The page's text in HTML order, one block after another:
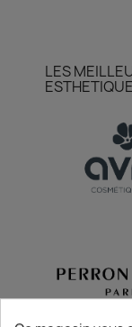
LES